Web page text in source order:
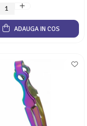
ADAUGA IN COS